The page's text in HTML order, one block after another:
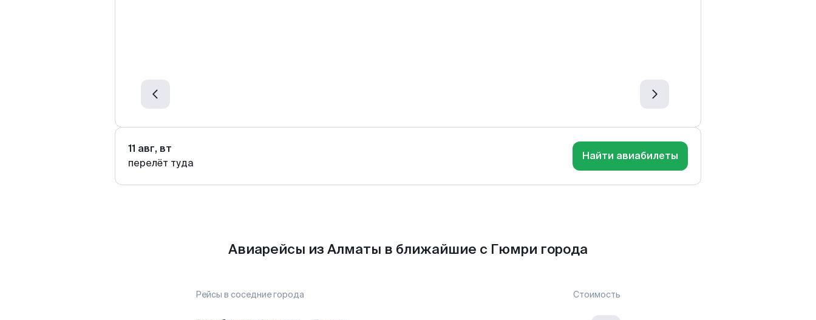
11 авг, вт
перелёт туда
Найти авиабилеты
Авиарейсы из Алматы в ближайшие с Гюмри города
Рейсы в соседние города Стоимость